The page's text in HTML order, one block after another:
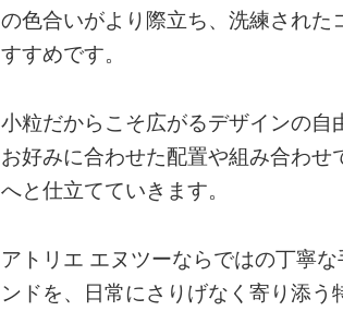
の色合いがより際立ち、洗練され
すすめです。
小粒だからこそ広がるデザインの自
お好みに合わせた配置や組み合わ
へと仕立てていきます。
アトリエ エヌツーならではの丁寧
ンドを、日常にさりげなく寄り添う